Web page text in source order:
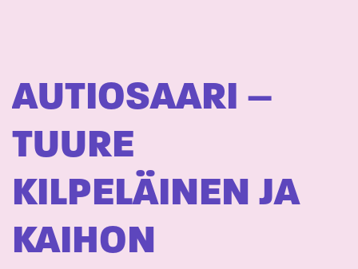
AUTIOSAARI –
TUURE
KILPELÄINEN JA
KAIHON